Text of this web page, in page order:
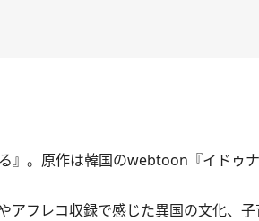
』。原作は韓国のwebtoon『イドゥ
フレコ収録で感じた異国の文化、